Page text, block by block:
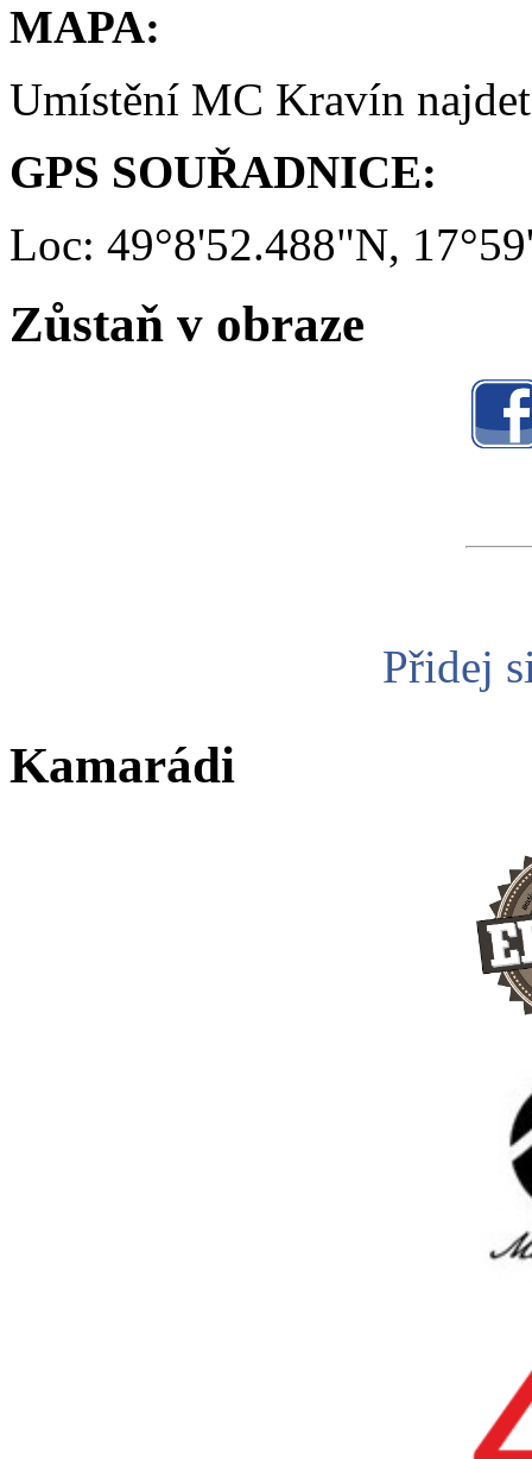
MAPA:
Umístění MC Kravín
GPS SOUŘADNICE:
Loc: 49°8'52.488"N,
Zůstaň v obraze
Přidej
Kamarádi